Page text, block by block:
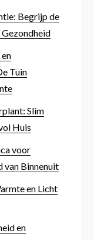
Begrijp de
Tuin
Slim
Huis
voor
van Binnenuit
en Licht
en